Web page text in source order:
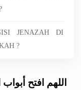
JENAZAH DI
?
اﻟﻠﻬﻢ اﻓﺘﺢ